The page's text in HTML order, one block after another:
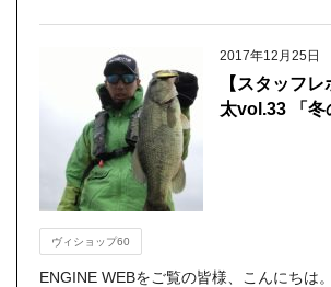
2017年12月25日
【スタッフ
太vol.33 「冬
ヴィショップ60
ENGINE WEBをご覧の皆様、こんにちは